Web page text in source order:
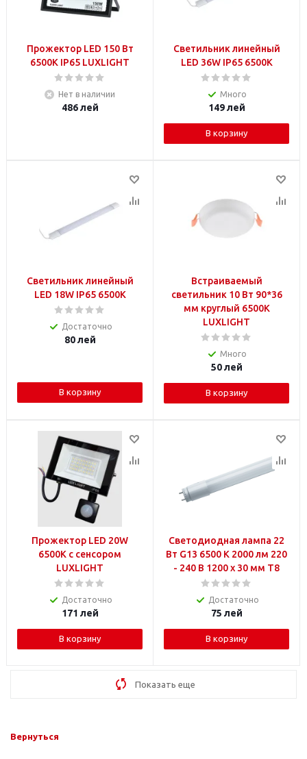
Прожектор LED 150 Вт
6500K IP65 LUXLIGHT
Нет в наличии
486лей
Светильник линейный
LED 36W IP65 6500K
Много
149лей
В корзину
Светильник линейный
LED 18W IP65 6500K
Достаточно
80лей
В корзину
Встраиваемый
светильник 10 Вт 90*36
мм круглый 6500K
LUXLIGHT
Много
50лей
В корзину
Прожектор LED 20W
6500K с сенсором
LUXLIGHT
Достаточно
171 лей
В корзину
Светодиодная лампа 22
Вт G13 6500 K 2000 лм 220
- 240 В 1200 x 30 мм T8
Достаточно
75 лей
В корзину
Показать еще
Вернуться